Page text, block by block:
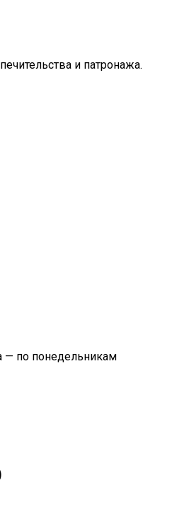
и патронажа.
— по понедельникам